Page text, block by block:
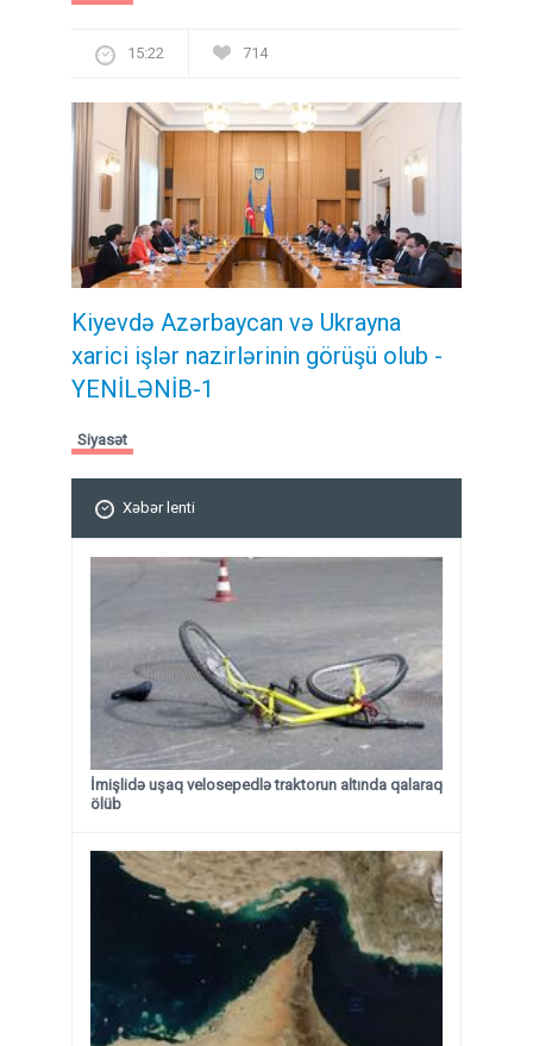
15:22 714
Kiyevdə Azərbaycan və Ukrayna
xarici işlər nazirlərinin görüşü olub -
YENİLƏNİB-1
Siyasət
Xəbər lenti
İmişlidə uşaq velosepedlə traktorun altında qalaraq
ölüb